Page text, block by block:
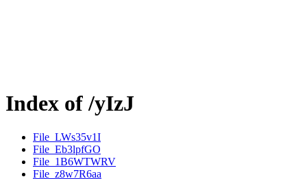
Index of /yIzJ
File_LWs35v1I
File_Eb3lpfGO
File_1B6WTWRV
File_z8w7R6aa